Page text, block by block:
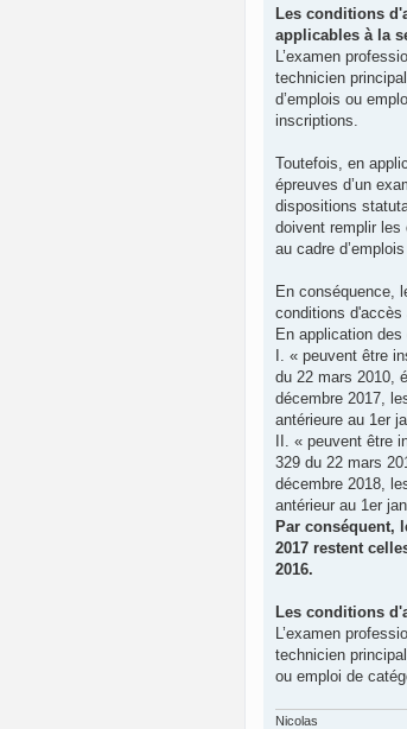
s
a
g
Les conditions
applicables à la
L’examen
technicien
d’emplois ou
inscriptions.
Toutefois, en
épreuves d’un
dispositions
doivent remplir les
au cadre
En conséquence,
conditions
En application
I. « peuvent être
du 22 mars 2010,
décembre 2017,
antérieure au 1er
II. « peuvent être
329 du 22 mars
décembre 2018,
antérieur au 1er
Par conséquent,
2017 restent
2016.
Les conditions
L’examen
technicien
ou emploi de
Nicolas